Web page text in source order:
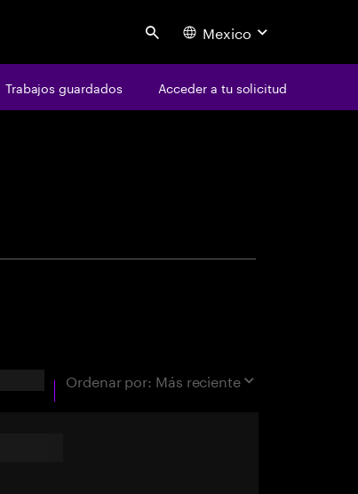
Search Mexico
Trabajos guardados Acceder a tu solicitud
Ordenar por: Más reciente